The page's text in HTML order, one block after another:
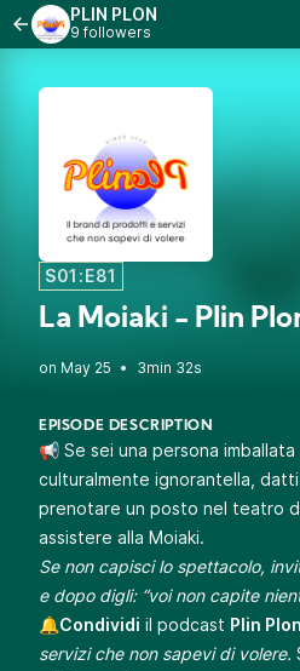
PLIN PLON
9 followers
S01:E81
La Moiaki - Plin
• 3min 32s
EPISODE DESCRIPTION
📢 Se sei una persona imballata
culturalmente ignorantella,
prenotare un posto nel teatro
assistere alla Moiaki.
Se non capisci lo spettacolo,
e dopo digli: “voi non capite
🔔Condividi il podcast Plin Plon
servizi che non sapevi di volere.